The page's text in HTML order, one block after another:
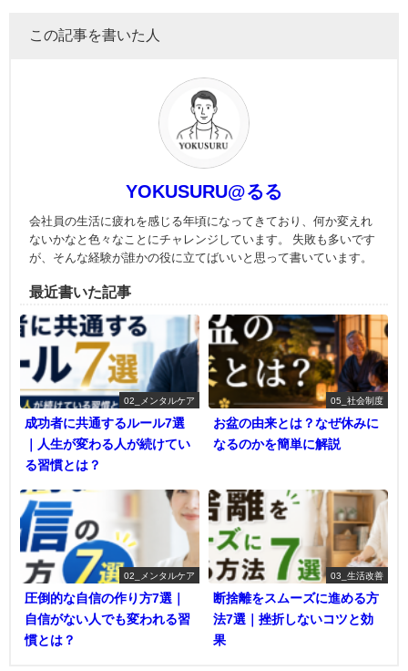
この記事を書いた人
YOKUSURU@るる
会社員の生活に疲れを感じる年頃になってきており、何か変えれ
ないかなと色々なことにチャレンジしています。 失敗も多いです
が、そんな経験が誰かの役に立てばいいと思って書いています。
最近書いた記事
02_メンタルケア
成功者に共通するルール7選
｜人生が変わる人が続けてい
る習慣とは？
05_社会制度
お盆の由来とは？なぜ休みに
なるのかを簡単に解説
02_メンタルケア
圧倒的な自信の作り方7選｜
自信がない人でも変われる習
慣とは？
03_生活改善
断捨離をスムーズに進める方
法7選｜挫折しないコツと効
果